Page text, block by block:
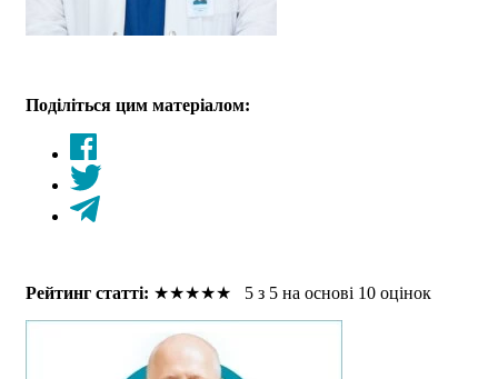
Поділіться цим матеріалом:
Рейтинг статті: ★★★★★ 5 з 5 на основі 10 оцінок